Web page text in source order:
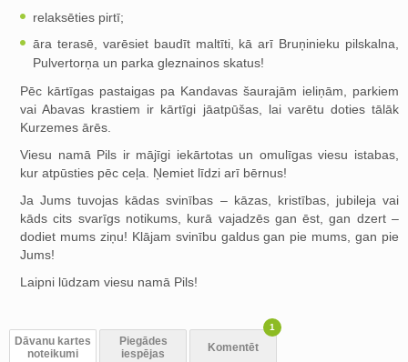
relaksēties pirtī;
āra terasē, varēsiet baudīt maltīti, kā arī Bruņinieku pilskalna,
Pulvertorņa un parka gleznainos skatus!
Pēc kārtīgas pastaigas pa Kandavas šaurajām ieliņām, parkiem
vai Abavas krastiem ir kārtīgi jāatpūšas, lai varētu doties tālāk
Kurzemes ārēs.
Viesu namā Pils ir mājīgi iekārtotas un omulīgas viesu istabas,
kur atpūsties pēc ceļa. Ņemiet līdzi arī bērnus!
Ja Jums tuvojas kādas svinības – kāzas, kristības, jubileja vai
kāds cits svarīgs notikums, kurā vajadzēs gan ēst, gan dzert –
dodiet mums ziņu! Klājam svinību galdus gan pie mums, gan pie
Jums!
Laipni lūdzam viesu namā Pils!
Dāvanu kartes
noteikumi
Piegādes
iespējas
Komentēt
1